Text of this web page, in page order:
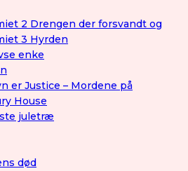
2 Drengen der forsvandt og
3 Hyrden
enke
er Justice – Mordene på
House
juletræ
død